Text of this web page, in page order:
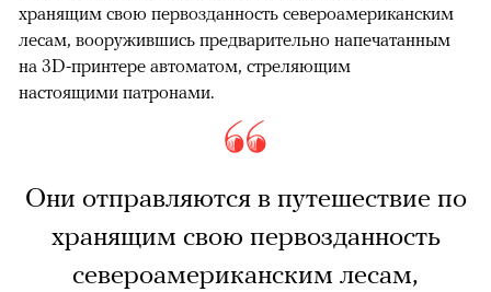
хранящим свою первозданность североамериканским
лесам, вооружившись предварительно напечатанным
на 3D-принтере автоматом, стреляющим
настоящими патронами.
Они отправляются в путешествие по
хранящим свою первозданность
североамериканским лесам,